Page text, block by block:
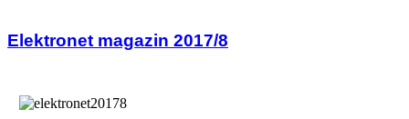
Elektronet magazin 2017/8